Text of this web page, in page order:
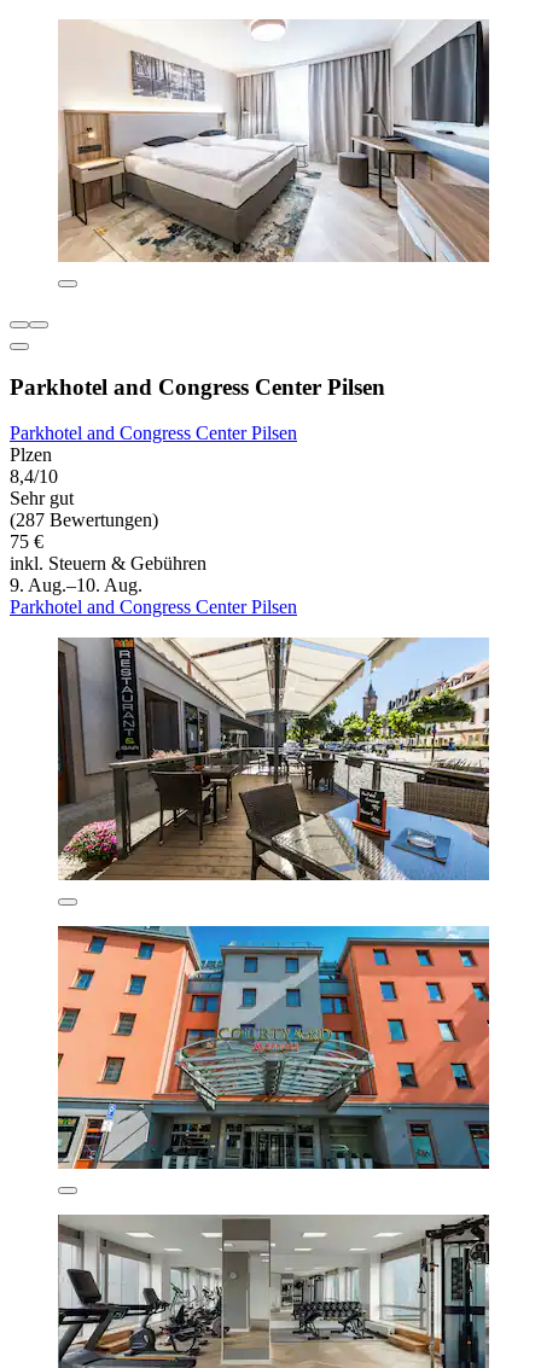
Parkhotel and Congress Center Pilsen
Parkhotel and Congress Center Pilsen
Plzen
8,4/10
Sehr gut
(287 Bewertungen)
75 €
inkl. Steuern & Gebühren
9. Aug.–10. Aug.
Parkhotel and Congress Center Pilsen